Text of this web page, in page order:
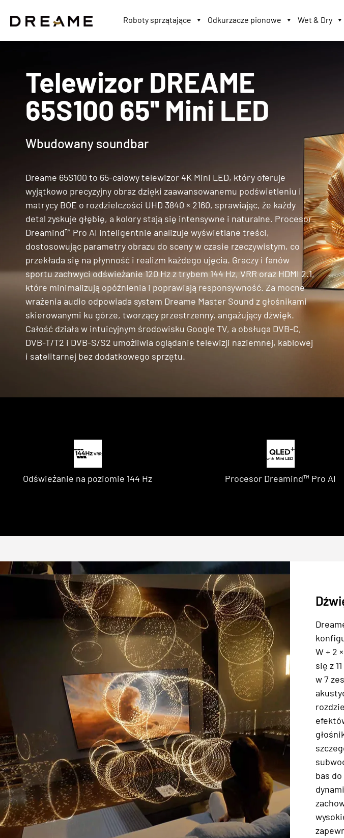
Roboty sprzątające Odkurzacze pionowe Wet & Dry
Telewizor DREAME
65S100 65'' Mini LED
Wbudowany soundbar
Dreame 65S100 to 65-calowy telewizor 4K Mini LED, który oferuje
wyjątkowo precyzyjny obraz dzięki zaawansowanemu podświetleniu i
matrycy BOE o rozdzielczości UHD 3840 × 2160, sprawiając, że każdy
detal zyskuje głębię, a kolory stają się intensywne i naturalne. Procesor
Dreamind™ Pro AI inteligentnie analizuje wyświetlane treści,
dostosowując parametry obrazu do sceny w czasie rzeczywistym, co
przekłada się na płynność i realizm każdego ujęcia. Graczy i fanów
sportu zachwyci odświeżanie 120 Hz z trybem 144 Hz, VRR oraz HDMI 2.1,
które minimalizują opóźnienia i poprawiają responsywność. Za mocne
wrażenia audio odpowiada system Dreame Master Sound z głośnikami
skierowanymi ku górze, tworzący przestrzenny, angażujący dźwięk.
Całość działa w intuicyjnym środowisku Google TV, a obsługa DVB-C,
DVB-T/T2 i DVB-S/S2 umożliwia oglądanie telewizji naziemnej, kablowej
i satelitarnej bez dodatkowego sprzętu.
Odświeżanie na poziomie 144 Hz Procesor Dreamind™ Pro AI
W + 2
się z
w 7
bas